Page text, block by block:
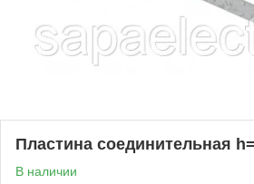
Пластина соединительная
В наличии